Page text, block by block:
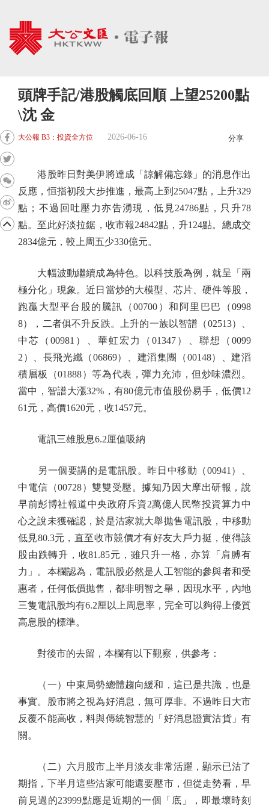
頭牌手記/港股觸底回順 上望25200點
\沈 金
大公報 B3：投資全方位 2026-06-16 分享
港股昨日對美伊將達成「諒解備忘錄」的消息作出
反應，恒指初段大步推進，最高上到25047點，上升329
點；不過回吐壓力亦告湧現，低見24786點，只升78
點。至此好淡拉鋸，收市報24842點，升124點。總成交
2834億元，較上周五少330億元。
大幅波動繼續成為特色。以科技股為例，就呈「兩
極分化」現象。近日當炒的大模型、芯片、硬件等股，
跑贏大型平台股的騰訊（00700）和阿里巴巴（0998
8），二者俱不升反跌。上升的一族以智譜（02513）、
中芯（00981）、華虹宏力（01347）、聯想（0099
2）、長飛光纖（06869）、建滔集團（00148）、建滔
積層板（01888）等為代表，彈力充沛，但炒味濃烈。
當中，智譜大漲32%，有80億元市值股份易手，低價12
61元，高價1620元，收1457元。
電訊三雄股息6.2厘值吸納
另一個要講的是電訊股。昨日中移動（00941）、
中電信（00728）雙雙受壓。據知乃因大摩出研報，說
早前彭博社報道中央政府斥資2萬億人民幣投資算力中
心之說未獲確認，於是沽家就大舉拋售電訊股，中移動
低見80.3元，直至收市競價才有好友大戶力挺，使得該
股由跌轉升，收81.85元，雖只升一格，亦算「肩膊有
力」。本欄認為，電訊股必然是人工智能的參與者和受
惠者，任何低價拋售，都非明智之舉，因現水平，內地
三隻電訊股均有6.2厘以上周息率，完全可以夠得上優質
高息股的標準。
對後市的去留，本欄有以下觀察，供參考：
（一）中東局勢總體趨向緩和，這已是共識，也是
事實。股市將之視為好消息，無可厚非。不過昨日大市
反覆不能高收，料與傳統智慧的「好消息證實沽貨」有
關。
（二）六月股市上半月淡友非常活躍，顯示已沽了
期指，下半月這些沽家可能還要壓市，但從走勢看，早
前見過的23999點應是近期的一個「底」，即最壞時刻